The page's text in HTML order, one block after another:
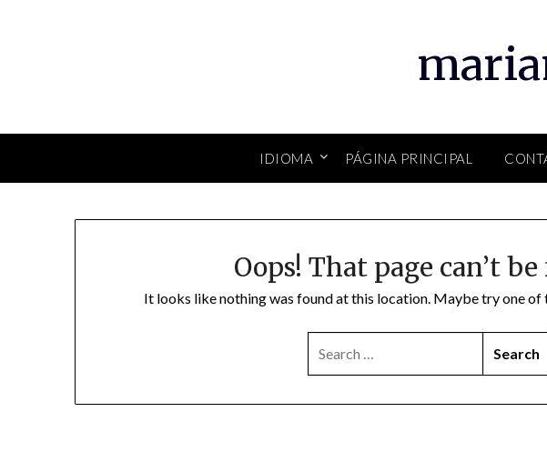
IDIOMA PÁGINA PRINCIPAL
Oops! That page can’t
It looks like nothing was found at this location. Maybe try one of